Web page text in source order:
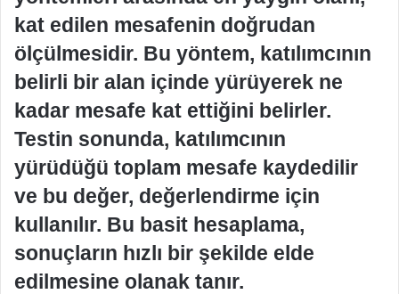
kat edilen mesafenin doğrudan
ölçülmesidir. Bu yöntem, katılımcının
belirli bir alan içinde yürüyerek ne
kadar mesafe kat ettiğini belirler.
Testin sonunda, katılımcının
yürüdüğü toplam mesafe kaydedilir
ve bu değer, değerlendirme için
kullanılır. Bu basit hesaplama,
sonuçların hızlı bir şekilde elde
edilmesine olanak tanır.